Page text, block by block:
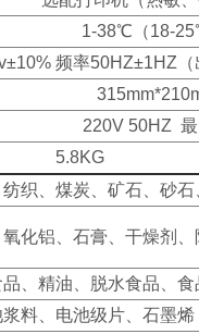
1-38℃（18-
频率50HZ±1HZ
220V 50HZ
5.8KG
织、煤炭、矿石、砂
化铝、石膏、干燥剂
、精油、脱水食品、
料、电池级片、石墨烯